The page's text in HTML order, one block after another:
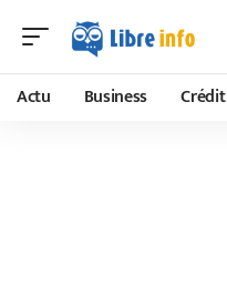
Actu Business Crédit